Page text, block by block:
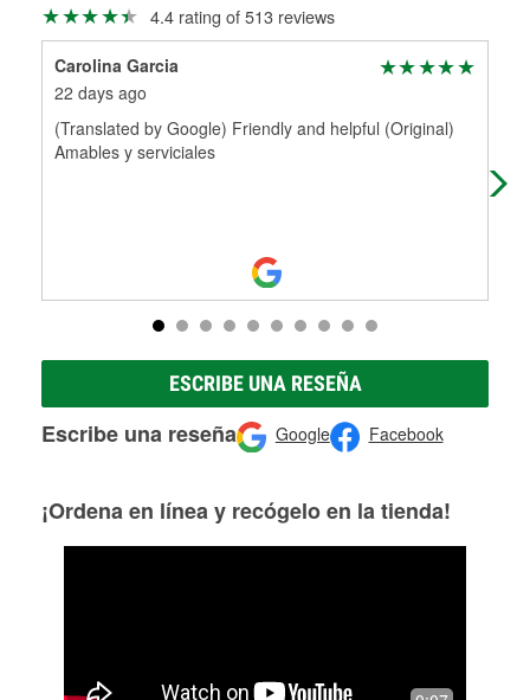
4.4 rating of 513 reviews
Carolina Garcia
22 days ago
(Translated by Google) Friendly and helpful (Original)
Amables y serviciales
ESCRIBE UNA RESEÑA
Escribe una reseña Google Facebook
¡Ordena en línea y recógelo en la tienda!